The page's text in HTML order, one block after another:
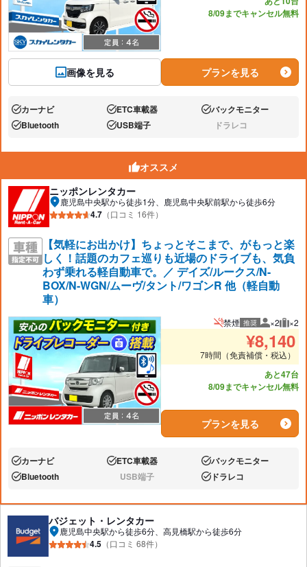
画像を見る
8/09までキャンセル無料
プランを見る
あり:カーナビ あり:ETC車載器 あり:バックモニター
あり:Bluetooth あり:USB端子 なし:ドラレコ
オススメ
ニッポンレンタカー
鹿児島中央駅から徒歩1分、鹿児島中央駅前駅から徒歩6分
4.7 （口コミ 16件）
【気軽にお出かけ】ちょっとそこまで、がもっと楽
しく！話題のカフェ巡りも近場のドライブも、気負
わず乗れる軽自動車で。／ デイズ/ルークス/N-
BOX/N-WGN/ムーヴ/タント/ワゴンR 他（軽自動
車）
禁煙 推奨 推奨人数
×2 推奨
×2
¥8,140
7時間（免責補償・税込）
あと47台
8/09までキャンセル無料
プランを見る
あり:カーナビ あり:ETC車載器 あり:バックモニター
あり:Bluetooth なし:USB端子 あり:ドラレコ
バジェット・レンタカー
鹿児島中央駅から徒歩6分、高見橋駅から徒歩6分
4.5 （口コミ 68件）